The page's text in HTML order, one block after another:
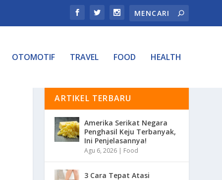
OTOMOTIF TRAVEL FOOD HEALTH
ARTIKEL TERBARU
Amerika Serikat Negara
Penghasil Keju Terbanyak,
Ini Penjelasannya!
Agu 6, 2026 | Food
3 Cara Tepat Atasi